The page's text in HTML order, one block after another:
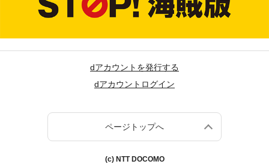
dアカウントを発行する
dアカウントログイン
ページトップへ
(c) NTT DOCOMO